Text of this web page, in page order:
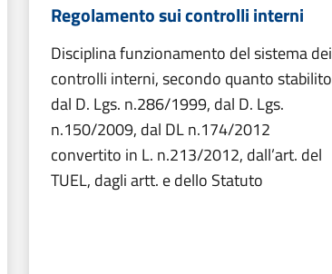
Regolamento sui controlli interni
Disciplina funzionamento del sistema dei
controlli interni, secondo quanto stabilito
dal D. Lgs. n.286/1999, dal D. Lgs.
n.150/2009, dal DL n.174/2012
convertito in L. n.213/2012, dall’art. del
TUEL, dagli artt. e dello Statuto